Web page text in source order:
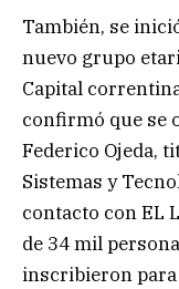
También, se
nuevo grupo
Capital
confirmó que se
Federico Ojeda,
Sistemas y
contacto con EL
de 34 mil
inscribieron